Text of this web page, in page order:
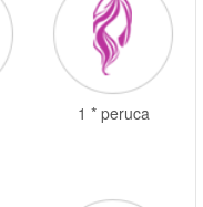
1 * peruca